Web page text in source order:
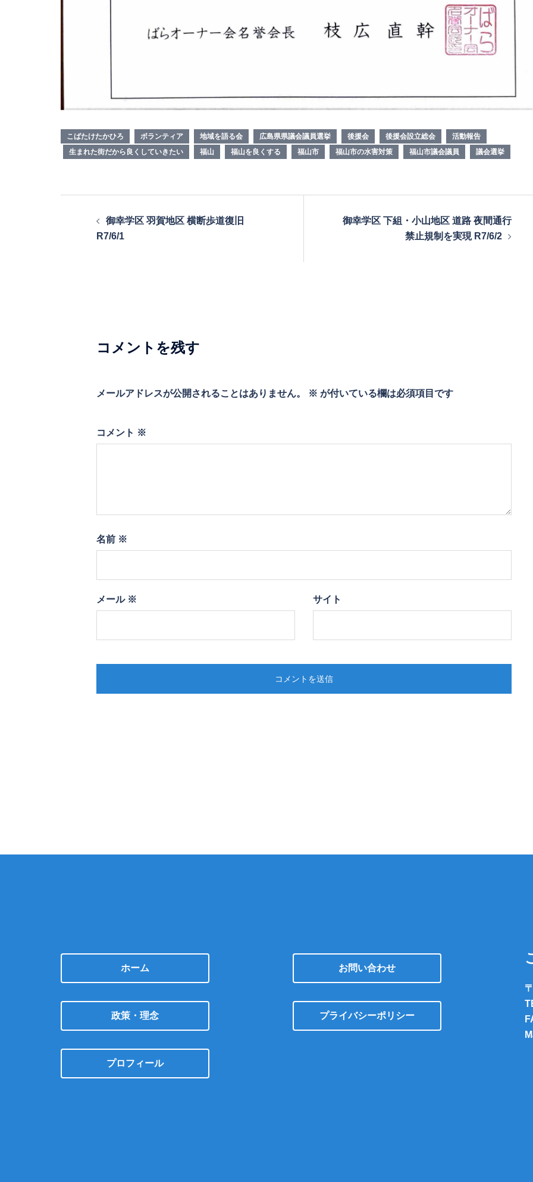
こばたけたかひろ ボランティア 地域を語る会 広島県県議会議員選挙 後援会 後援会設立総会
活動報告
生まれた街だから良くしていきたい
福山 福山を良くする 福山市 福山市の水害対策 福山市議会議員 議会選挙
御幸学区 羽賀地区 横断歩道復旧
R7/6/1
御幸学区 下組・小山地区 道路 夜間通行
禁止規制を実現 R7/6/2
コメントを残す
メールアドレスが公開されることはありません。 ※ が付いている欄は必須項目です
コメント ※
名前 ※
メール ※ サイト
ホーム
政策・理念
プロフィール
お問い合わせ
プライバシーポリシー